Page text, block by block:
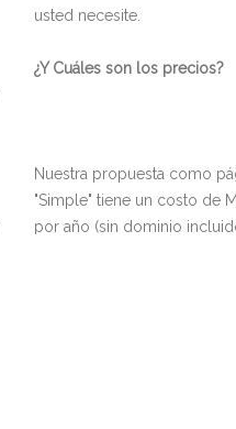
usted necesite.
¿Y Cuáles son los precios?
Nuestra propuesta como
"Simple" tiene un costo de
por año (sin dominio